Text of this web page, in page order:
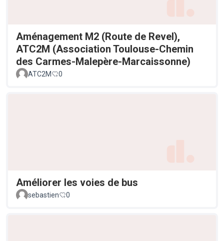
Aménagement M2 (Route de Revel),
ATC2M (Association Toulouse-Chemin
des Carmes-Malepère-Marcaissonne)
ATC2M 0
Améliorer les voies de bus
sebastien 0